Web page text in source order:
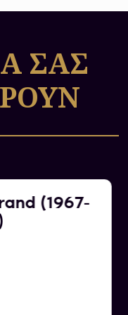
για την
ΣΑΣ
(1967-